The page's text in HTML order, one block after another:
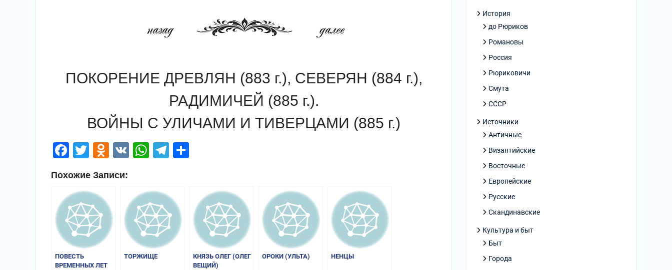
ПОКОРЕНИЕ ДРЕВЛЯН (883 г.), СЕВЕРЯН (884 г.),
РАДИМИЧЕЙ (885 г.).
ВОЙНЫ С УЛИЧАМИ И ТИВЕРЦАМИ (885 г.)
Facebook
Twitter
Odnoklassniki
VK WhatsApp
Telegram
Похожие Записи:
ПОВЕСТЬ
ВРЕМЕННЫХ ЛЕТ
ТОРЖИЩЕ
КНЯЗЬ ОЛЕГ (ОЛЕГ
ВЕЩИЙ)
ОРОКИ (УЛЬТА) НЕНЦЫ
История
до Рюриков
Романовы
Россия
Рюриковичи
Смута
СССР
Источники
Античные
Византийские
Восточные
Европейские
Русские
Скандинавские
Культура и быт
Быт
Города